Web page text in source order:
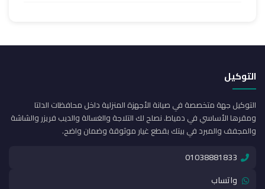
التوكيل
التوكيل جهة متخصصة في صيانة الأجهزة المنزلية داخل محافظات الدلتا
ومقرها الأساسي في دمياط. نصلح لك التلاجة والغسالة والديب فريزر والشاشة
والمجفف والمبرد في بيتك بقطع غيار موثوقة وضمان واضح.
01038881833
واتساب